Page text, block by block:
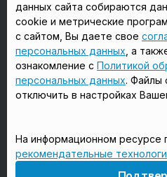
в Сергиевом Посаде
в Красногорске
в Домодедово
Мы в соцсетях
данных сайта собираются
cookie и метрические
с сайтом, Вы даете свое
персональных данных , а
ознакомление с Политикой
персональных данных. Файлы
отключить в настройках
На информационном ресурсе
рекомендательные